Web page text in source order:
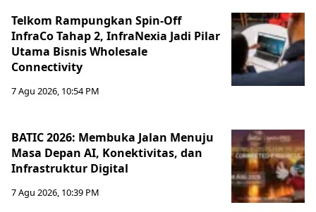
Telkom Rampungkan Spin-Off
InfraCo Tahap 2, InfraNexia Jadi Pilar
Utama Bisnis Wholesale
Connectivity
7 Agu 2026, 10:54 PM
BATIC 2026: Membuka Jalan Menuju
Masa Depan AI, Konektivitas, dan
Infrastruktur Digital
7 Agu 2026, 10:39 PM